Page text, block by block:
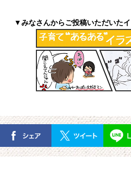
▼みなさんからご投稿いただいた